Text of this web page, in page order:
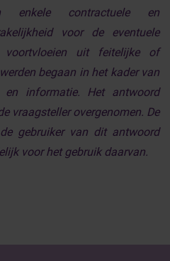
contractuele en
voor de eventuele
uit feitelijke of
begaan in het kader van
en informatie. Het antwoord
vraagsteller overgenomen. De
gebruiker van dit antwoord
voor het gebruik daarvan.